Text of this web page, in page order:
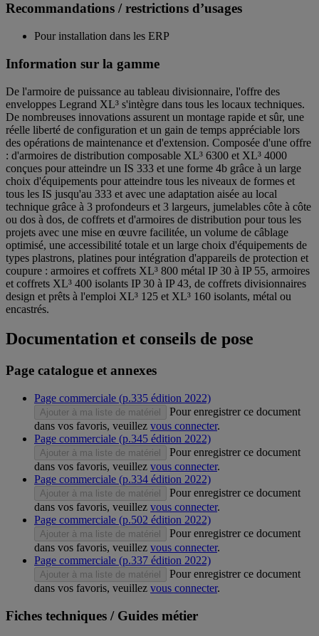
Recommandations / restrictions d’usages
Pour installation dans les ERP
Information sur la gamme
De l'armoire de puissance au tableau divisionnaire, l'offre des
enveloppes Legrand XL³ s'intègre dans tous les locaux techniques.
De nombreuses innovations assurent un montage rapide et sûr, une
réelle liberté de configuration et un gain de temps appréciable lors
des opérations de maintenance et d'extension. Composée d'une offre
: d'armoires de distribution composable XL³ 6300 et XL³ 4000
conçues pour atteindre un IS 333 et une forme 4b grâce à un large
choix d'équipements pour atteindre tous les niveaux de formes et
tous les IS jusqu'au 333 et avec une adaptation aisée au local
technique grâce à 3 profondeurs et 3 largeurs, jumelables côte à côte
ou dos à dos, de coffrets et d'armoires de distribution pour tous les
projets avec une mise en œuvre facilitée, un volume de câblage
optimisé, une accessibilité totale et un large choix d'équipements de
types plastrons, platines pour intégration d'appareils de protection et
coupure : armoires et coffrets XL³ 800 métal IP 30 à IP 55, armoires
et coffrets XL³ 400 isolants IP 30 à IP 43, de coffrets divisionnaires
design et prêts à l'emploi XL³ 125 et XL³ 160 isolants, métal ou
encastrés.
Documentation et conseils de pose
Page catalogue et annexes
Page commerciale (p.335 édition 2022)
Ajouter à ma liste de matériel
Pour enregistrer ce document
dans vos favoris, veuillez vous connecter.
Page commerciale (p.345 édition 2022)
Ajouter à ma liste de matériel
Pour enregistrer ce document
dans vos favoris, veuillez vous connecter.
Page commerciale (p.334 édition 2022)
Ajouter à ma liste de matériel
Pour enregistrer ce document
dans vos favoris, veuillez vous connecter.
Page commerciale (p.502 édition 2022)
Ajouter à ma liste de matériel
Pour enregistrer ce document
dans vos favoris, veuillez vous connecter.
Page commerciale (p.337 édition 2022)
Ajouter à ma liste de matériel
Pour enregistrer ce document
dans vos favoris, veuillez vous connecter.
Fiches techniques / Guides métier